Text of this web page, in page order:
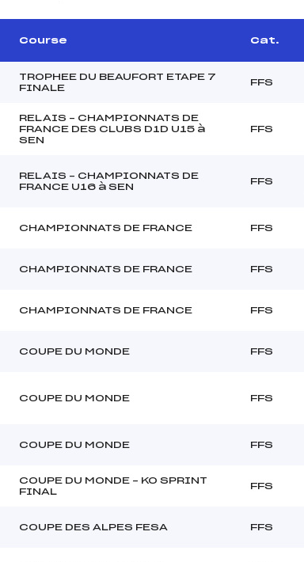
Course Cat.
TROPHEE DU BEAUFORT ETAPE 7
FINALE
FFS
RELAIS – CHAMPIONNATS DE
FRANCE DES CLUBS D1D U15 à
SEN
FFS
RELAIS – CHAMPIONNATS DE
FRANCE U16 à SEN
FFS
CHAMPIONNATS DE FRANCE FFS
CHAMPIONNATS DE FRANCE FFS
CHAMPIONNATS DE FRANCE FFS
COUPE DU MONDE FFS
COUPE DU MONDE FFS
COUPE DU MONDE FFS
COUPE DU MONDE – KO SPRINT
FINAL
FFS
COUPE DES ALPES FESA FFS